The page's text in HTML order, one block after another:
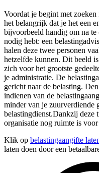
Voordat je begint met
het belangrijk dat je het een
bijvoorbeeld handig om na
nodig hebt: een
halen deze twee personen
hetzelfde kunnen. Dit beeld
zich voor het grootste
je administratie. De
gericht naar de belasting.
indienen van de
minder van je zuurverdiende
belastingdienst.Dankzij deze
organisatie nog ruimte is
Klik op belastingaangifte
laten doen door een